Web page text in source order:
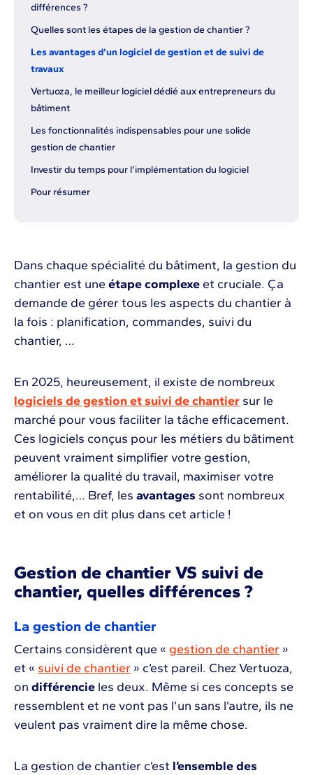
différences ?
Quelles sont les étapes de la gestion de chantier ?
Les avantages d’un logiciel de gestion et de suivi de
travaux
Vertuoza, le meilleur logiciel dédié aux entrepreneurs du
bâtiment
Les fonctionnalités indispensables pour une solide
gestion de chantier
Investir du temps pour l’implémentation du logiciel
Pour résumer
Dans chaque spécialité du bâtiment, la gestion du
chantier est une étape complexe et cruciale. Ça
demande de gérer tous les aspects du chantier à
la fois : planification, commandes, suivi du
chantier, …
En 2025, heureusement, il existe de nombreux
logiciels de gestion et suivi de chantier sur le
marché pour vous faciliter la tâche efficacement.
Ces logiciels conçus pour les métiers du bâtiment
peuvent vraiment simplifier votre gestion,
améliorer la qualité du travail, maximiser votre
rentabilité,… Bref, les avantages sont nombreux
et on vous en dit plus dans cet article !
Gestion de chantier VS suivi de
chantier, quelles différences ?
La gestion de chantier
Certains considèrent que « gestion de chantier »
et « suivi de chantier » c’est pareil. Chez Vertuoza,
on différencie les deux. Même si ces concepts se
ressemblent et ne vont pas l’un sans l’autre, ils ne
veulent pas vraiment dire la même chose.
La gestion de chantier c’est l’ensemble des